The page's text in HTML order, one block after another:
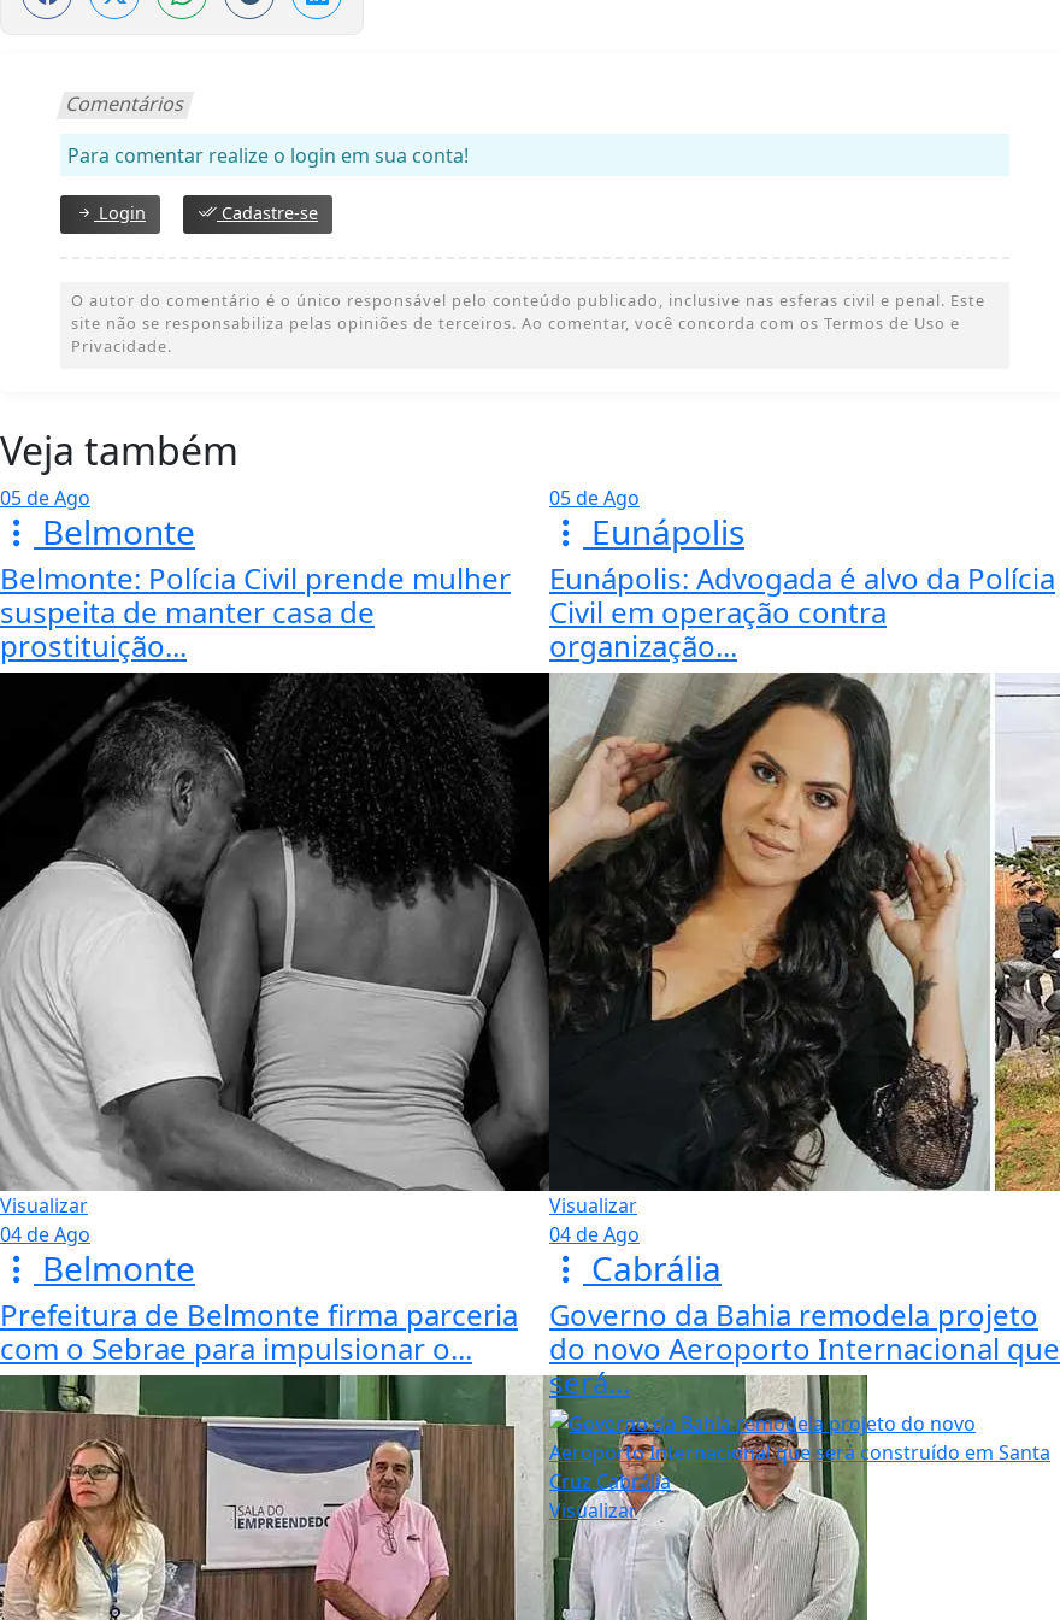
Comentários
Para comentar realize o login em sua conta!
Login Cadastre-se
O autor do comentário é o único responsável pelo conteúdo publicado, inclusive nas esferas civil e penal. Este
site não se responsabiliza pelas opiniões de terceiros. Ao comentar, você concorda com os Termos de Uso e
Privacidade.
Veja também
05 de Ago
Belmonte
Belmonte: Polícia Civil prende mulher
suspeita de manter casa de
prostituição...
Visualizar
05 de Ago
Eunápolis
Eunápolis: Advogada é alvo da Polícia
Civil em operação contra
organização...
Visualizar
04 de Ago
Belmonte
Prefeitura de Belmonte firma parceria
com o Sebrae para impulsionar o...
04 de Ago
Cabrália
Governo da Bahia remodela projeto
do novo Aeroporto Internacional que
será...
Visualizar